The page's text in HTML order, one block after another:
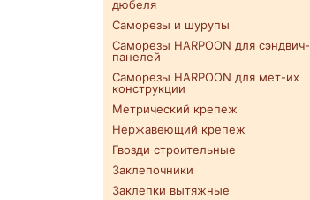
дюбеля
Саморезы и шурупы
Саморезы HARPOON для сэндвич-
панелей
Саморезы HARPOON для мет-их
конструкции
Метрический крепеж
Нержавеющий крепеж
Гвозди строительные
Заклепочники
Заклепки вытяжные